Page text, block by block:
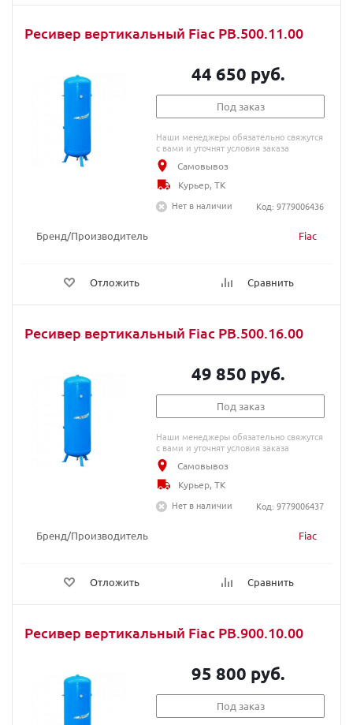
Ресивер вертикальный Fiac РВ.500.11.00
Бренд/Производитель Fiac
Отложить Сравнить
44 650 руб.
Под заказ
Наши менеджеры обязательно свяжутся
с вами и уточнят условия заказа
Самовывоз
Курьер, ТК
Нет в наличии
Код: 9779006436
Ресивер вертикальный Fiac РВ.500.16.00
Бренд/Производитель Fiac
Отложить Сравнить
49 850 руб.
Под заказ
Наши менеджеры обязательно свяжутся
с вами и уточнят условия заказа
Самовывоз
Курьер, ТК
Нет в наличии
Код: 9779006437
Ресивер вертикальный Fiac РВ.900.10.00
95 800 руб.
Под заказ